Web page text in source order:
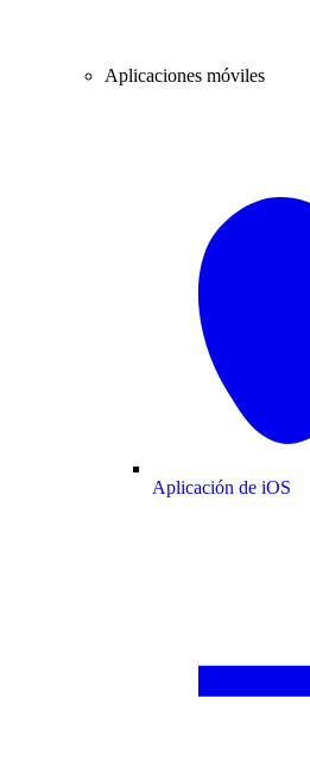
Aplicaciones móviles
Aplicación de iOS